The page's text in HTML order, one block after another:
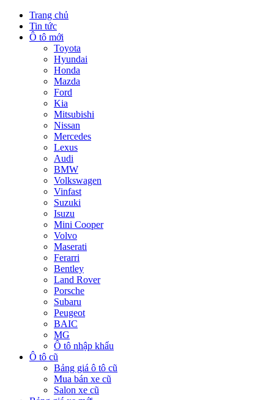
Trang chủ
Tin tức
Ô tô mới
Toyota
Hyundai
Honda
Mazda
Ford
Kia
Mitsubishi
Nissan
Mercedes
Lexus
Audi
BMW
Volkswagen
Vinfast
Suzuki
Isuzu
Mini Cooper
Volvo
Maserati
Ferarri
Bentley
Land Rover
Porsche
Subaru
Peugeot
BAIC
MG
Ô tô nhập khẩu
Ô tô cũ
Bảng giá ô tô cũ
Mua bán xe cũ
Salon xe cũ